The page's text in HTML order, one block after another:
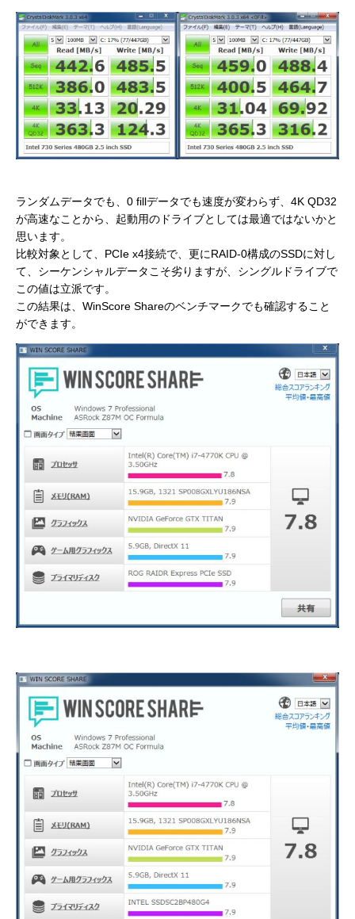
ランダムデータでも、0 fillデータでも速度が変わらず、4K QD32
が高速なことから、起動用のドライブとしては最適ではないかと
思います。
比較対象として、PCIe x4接続で、更にRAID-0構成のSSDに対し
て、シーケンシャルデータこそ劣りますが、シングルドライブで
この値は立派です。
この結果は、WinScore Shareのベンチマークでも確認すること
ができます。